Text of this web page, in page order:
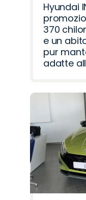
Hyundai
370
e un
pur
adatte